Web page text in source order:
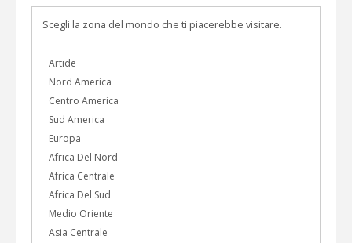
Scegli la zona del mondo che ti piacerebbe visitare.
Artide
Nord America
Centro America
Sud America
Europa
Africa Del Nord
Africa Centrale
Africa Del Sud
Medio Oriente
Asia Centrale